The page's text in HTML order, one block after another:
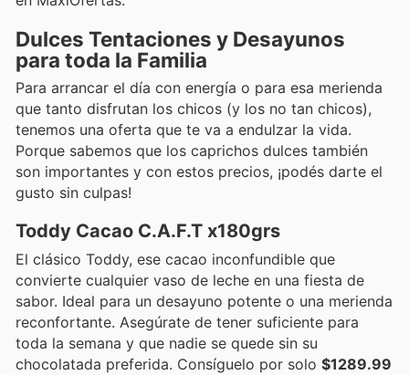
Dulces Tentaciones y Desayunos
para toda la Familia
Para arrancar el día con energía o para esa merienda
que tanto disfrutan los chicos (y los no tan chicos),
tenemos una oferta que te va a endulzar la vida.
Porque sabemos que los caprichos dulces también
son importantes y con estos precios, ¡podés darte el
gusto sin culpas!
Toddy Cacao C.A.F.T x180grs
El clásico Toddy, ese cacao inconfundible que
convierte cualquier vaso de leche en una fiesta de
sabor. Ideal para un desayuno potente o una merienda
reconfortante. Asegúrate de tener suficiente para
toda la semana y que nadie se quede sin su
chocolatada preferida. Consíguelo por solo $1289.99